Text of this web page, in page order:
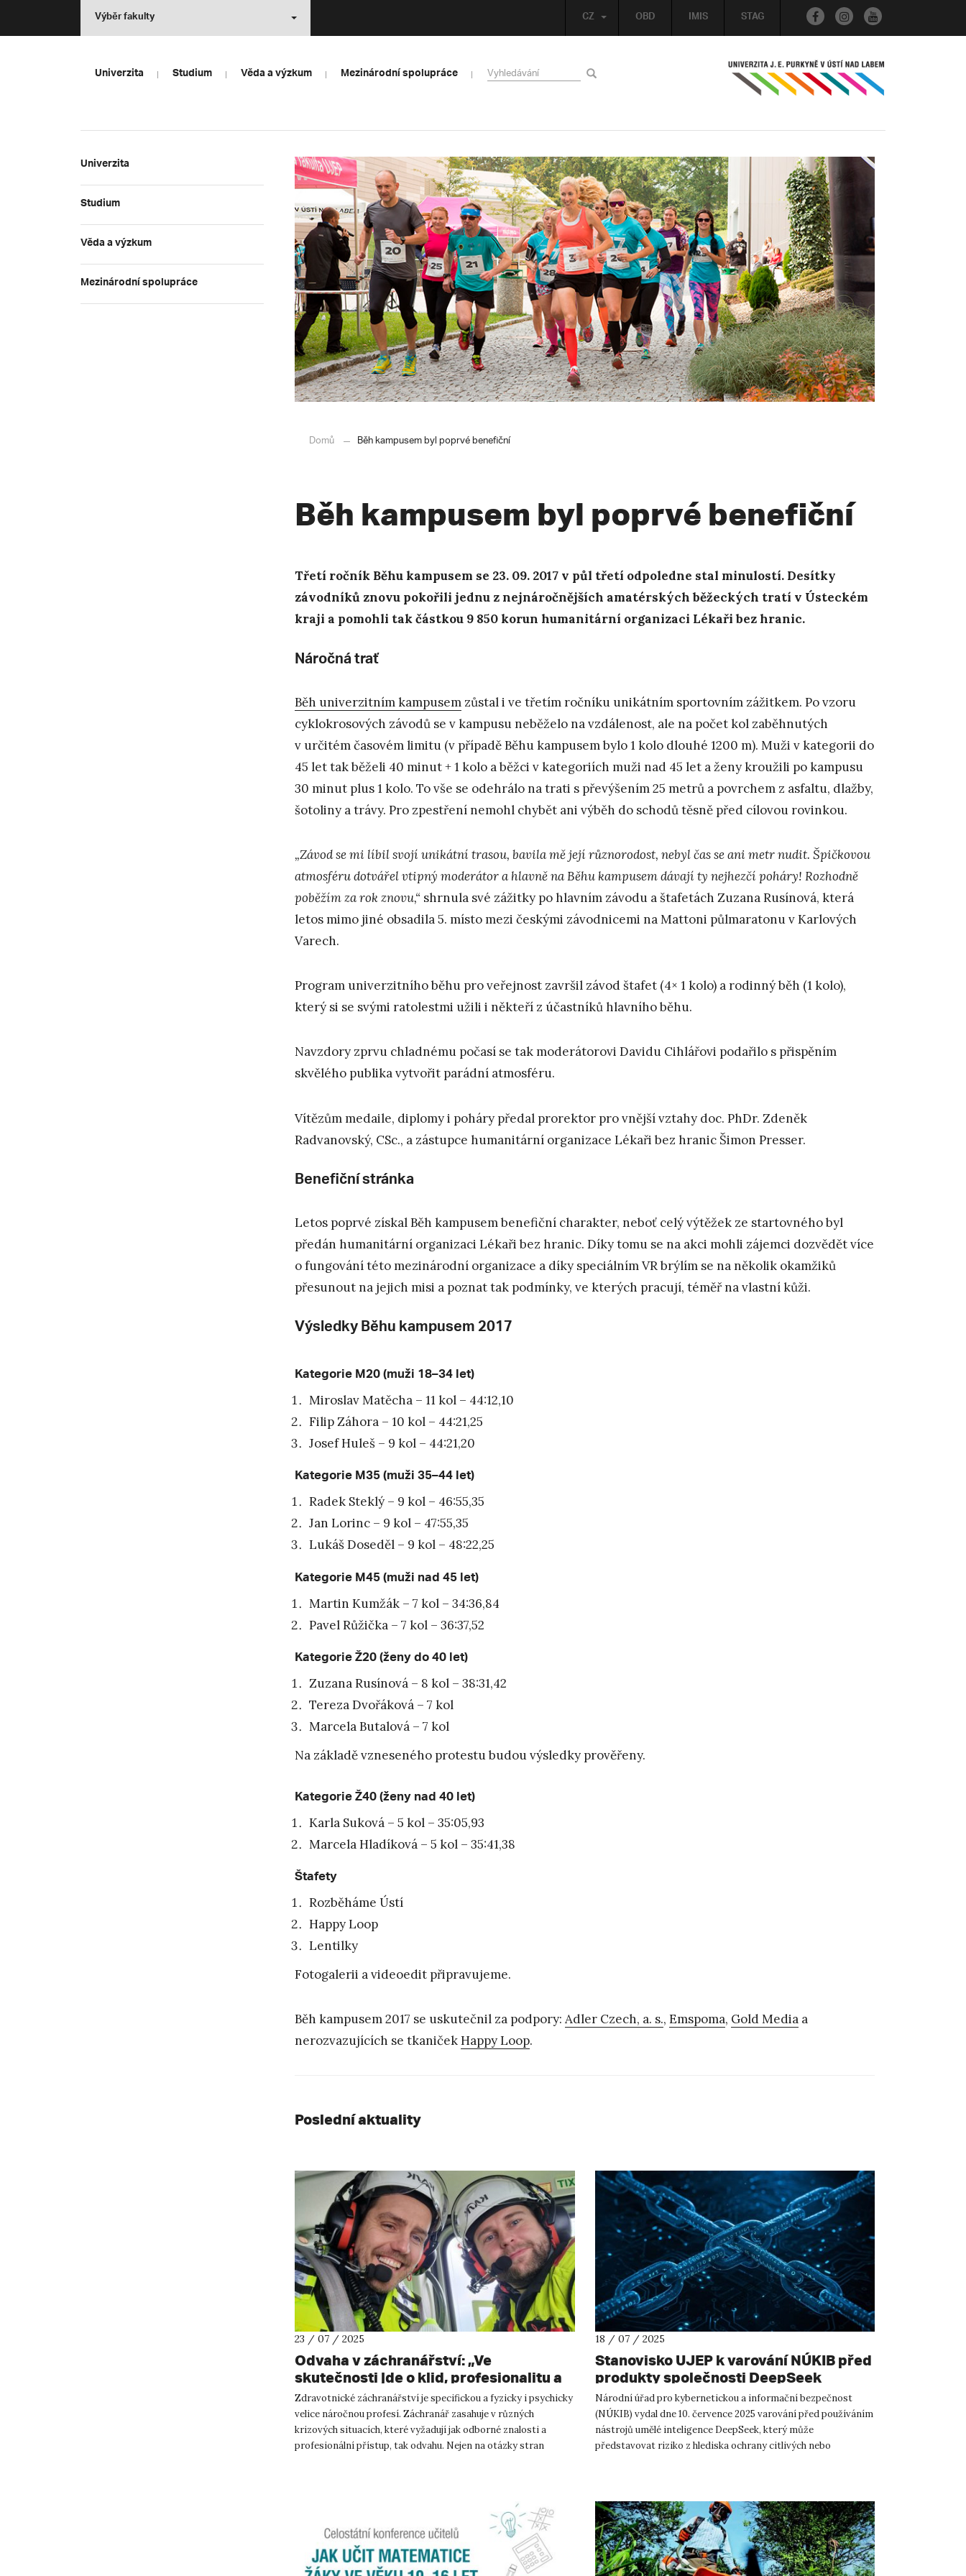
OBD IMIS STAG
CZ
Výběr fakulty
Univerzita Studium Věda a výzkum Mezinárodní spolupráce
Univerzita
Studium
Věda a výzkum
Mezinárodní spolupráce
Domů Běh kampusem byl poprvé benefiční
Běh kampusem byl poprvé benefiční
Třetí ročník Běhu kampusem se 23. 09. 2017 v půl třetí odpoledne stal minulostí. Desítky
závodníků znovu pokořili jednu z nejnáročnějších amatérských běžeckých tratí v Ústeckém
kraji a pomohli tak částkou 9 850 korun humanitární organizaci Lékaři bez hranic.
Náročná trať
Běh univerzitním kampusem zůstal i ve třetím ročníku unikátním sportovním zážitkem. Po vzoru
cyklokrosových závodů se v kampusu neběželo na vzdálenost, ale na počet kol zaběhnutých
v určitém časovém limitu (v případě Běhu kampusem bylo 1 kolo dlouhé 1200 m). Muži v kategorii do
45 let tak běželi 40 minut + 1 kolo a běžci v kategoriích muži nad 45 let a ženy kroužili po kampusu
30 minut plus 1 kolo. To vše se odehrálo na trati s převýšením 25 metrů a povrchem z asfaltu, dlažby,
šotoliny a trávy. Pro zpestření nemohl chybět ani výběh do schodů těsně před cílovou rovinkou.
„Závod se mi líbil svojí unikátní trasou, bavila mě její různorodost, nebyl čas se ani metr nudit. Špičkovou
atmosféru dotvářel vtipný moderátor a hlavně na Běhu kampusem dávají ty nejhezčí poháry! Rozhodně
poběžím za rok znovu,“ shrnula své zážitky po hlavním závodu a štafetách Zuzana Rusínová, která
letos mimo jiné obsadila 5. místo mezi českými závodnicemi na Mattoni půlmaratonu v Karlových
Varech.
Program univerzitního běhu pro veřejnost završil závod štafet (4× 1 kolo) a rodinný běh (1 kolo),
který si se svými ratolestmi užili i někteří z účastníků hlavního běhu.
Navzdory zprvu chladnému počasí se tak moderátorovi Davidu Cihlářovi podařilo s přispěním
skvělého publika vytvořit parádní atmosféru.
Vítězům medaile, diplomy i poháry předal prorektor pro vnější vztahy doc. PhDr. Zdeněk
Radvanovský, CSc., a zástupce humanitární organizace Lékaři bez hranic Šimon Presser.
Benefiční stránka
Letos poprvé získal Běh kampusem benefiční charakter, neboť celý výtěžek ze startovného byl
předán humanitární organizaci Lékaři bez hranic. Díky tomu se na akci mohli zájemci dozvědět více
o fungování této mezinárodní organizace a díky speciálním VR brýlím se na několik okamžiků
přesunout na jejich misi a poznat tak podmínky, ve kterých pracují, téměř na vlastní kůži.
Výsledky Běhu kampusem 2017
Kategorie M20 (muži 18–34 let)
Miroslav Matěcha – 11 kol – 44:12,10
Filip Záhora – 10 kol – 44:21,25
Josef Huleš – 9 kol – 44:21,20
Kategorie M35 (muži 35–44 let)
Radek Steklý – 9 kol – 46:55,35
Jan Lorinc – 9 kol – 47:55,35
Lukáš Doseděl – 9 kol – 48:22,25
Kategorie M45 (muži nad 45 let)
Martin Kumžák – 7 kol – 34:36,84
Pavel Růžička – 7 kol – 36:37,52
Kategorie Ž20 (ženy do 40 let)
Zuzana Rusínová – 8 kol – 38:31,42
Tereza Dvořáková – 7 kol
Marcela Butalová – 7 kol
Na základě vzneseného protestu budou výsledky prověřeny.
Kategorie Ž40 (ženy nad 40 let)
Karla Suková – 5 kol – 35:05,93
Marcela Hladíková – 5 kol – 35:41,38
Štafety
Rozběháme Ústí
Happy Loop
Lentilky
Fotogalerii a videoedit připravujeme.
Běh kampusem 2017 se uskutečnil za podpory: Adler Czech, a. s., Emspoma, Gold Media a
nerozvazujících se tkaničekHappy Loop.
Poslední aktuality
23 / 07 / 2025
Odvaha v záchranářství: „Ve
skutečnosti jde o klid, profesionalitu a
schopnost jednat efektivně pod
tlakem.“
Zdravotnické záchranářství je specifickou a fyzicky i psychicky
velice náročnou profesí. Záchranář zasahuje v různých
krizových situacích, které vyžadují jak odborné znalosti a
profesionální přístup, tak odvahu. Nejen na otázky stran
18 / 07 / 2025
Stanovisko UJEP k varování NÚKIB před
produkty společnosti DeepSeek
Národní úřad pro kybernetickou a informační bezpečnost
(NÚKIB) vydal dne 10. července 2025 varování před používáním
nástrojů umělé inteligence DeepSeek, který může
představovat riziko z hlediska ochrany citlivých nebo